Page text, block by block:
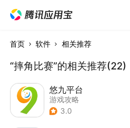
首页 软件 相关推荐
“摔角比赛”的相关推荐(22)
悠九平台
游戏攻略
3.0